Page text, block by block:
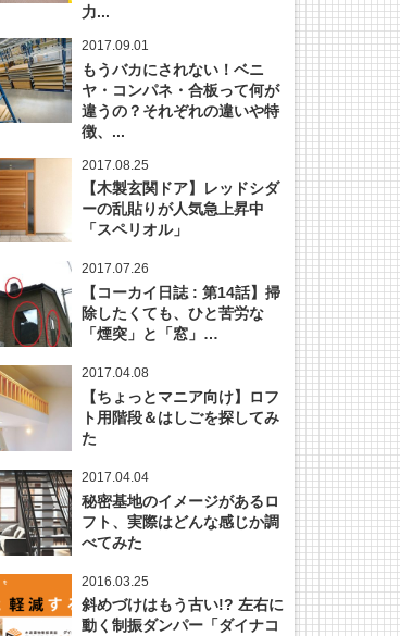
力...
2017.09.01
もうバカにされない！ベニ
ヤ・コンパネ・合板って何が
違うの？それぞれの違いや特
徴、...
2017.08.25
【木製玄関ドア】レッドシダ
ーの乱貼りが人気急上昇中
「スペリオル」
2017.07.26
【コーカイ日誌 : 第14話】掃
除したくても、ひと苦労な
「煙突」と「窓」…
2017.04.08
【ちょっとマニア向け】ロフ
ト用階段＆はしごを探してみ
た
2017.04.04
秘密基地のイメージがあるロ
フト、実際はどんな感じか調
べてみた
2016.03.25
斜めづけはもう古い!? 左右に
動く制振ダンパー「ダイナコ